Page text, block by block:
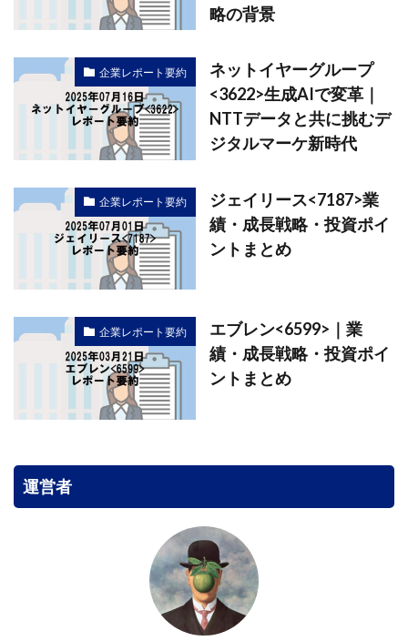
略の背景
企業レポート要約
ネットイヤーグループ
<3622>生成AIで変革｜
NTTデータと共に挑むデ
ジタルマーケ新時代
企業レポート要約
ジェイリース<7187>業
績・成長戦略・投資ポイ
ントまとめ
企業レポート要約
エブレン<6599>｜業
績・成長戦略・投資ポイ
ントまとめ
運営者